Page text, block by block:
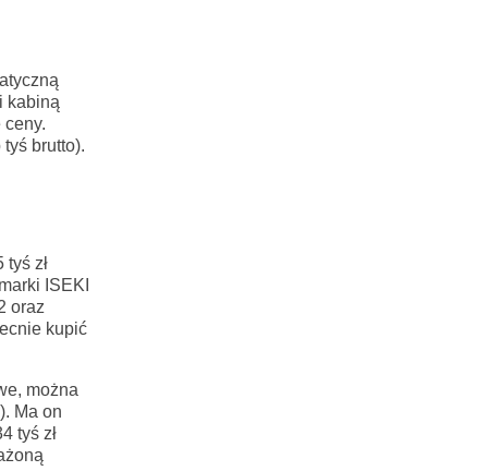
kabiną
ceny.
brutto).
zł
ISEKI
oraz
kupić
można
Ma on
tyś zł